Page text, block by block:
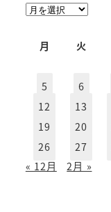
ア
月
火
5
6
12
13
19
20
26
27
« 12月
2月 »